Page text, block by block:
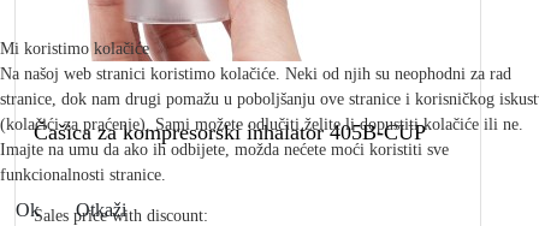
Čašica za kompresorski inhalator 405B-CUP
Sales price with discount:
Mi koristimo kolačiće
Na našoj web stranici koristimo kolačiće. Neki od njih su neophodni za rad
stranice, dok nam drugi pomažu u poboljšanju ove stranice i korisničkog
(kolačići za praćenje). Sami možete odlučiti želite li dopustiti kolačiće ili ne.
Imajte na umu da ako ih odbijete, možda nećete moći koristiti sve
funkcionalnosti stranice.
Ok Otkaži